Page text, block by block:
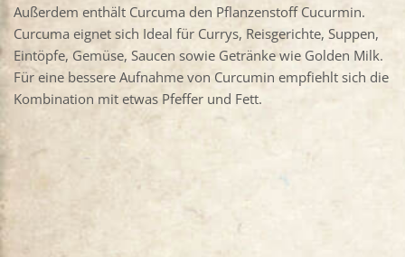
Außerdem enthält Curcuma den Pflanzenstoff Cucurmin.
Curcuma eignet sich Ideal für Currys, Reisgerichte, Suppen,
Eintöpfe, Gemüse, Saucen sowie Getränke wie Golden Milk.
Für eine bessere Aufnahme von Curcumin empfiehlt sich die
Kombination mit etwas Pfeffer und Fett.